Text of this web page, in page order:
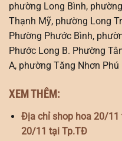
phường Long Bình,
Thạnh Mỹ, phường Long
Phường Phước Bình,
Phước Long B. Phường
A, phường Tăng Nhơn
XEM THÊM:
Địa chỉ shop hoa 20/
20/11 tại Tp.TĐ